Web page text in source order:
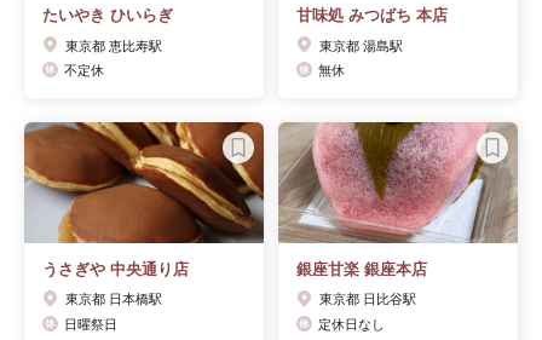
たいやき ひいらぎ
東京都 恵比寿駅
不定休
甘味処 みつばち 本店
東京都 湯島駅
無休
うさぎや 中央通り店
東京都 日本橋駅
日曜祭日
銀座甘楽 銀座本店
東京都 日比谷駅
定休日なし